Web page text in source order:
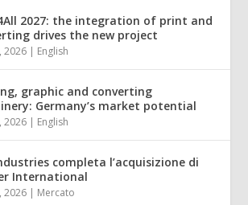
2027: the integration of print and
drives the new project
2026 | English
graphic and converting
Germany’s market potential
2026 | English
completa l’acquisizione di
International
2026 | Mercato